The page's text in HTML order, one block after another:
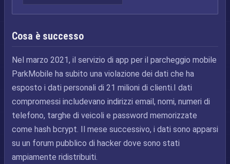
Cosa è successo
Nel marzo 2021, il servizio di app per il parcheggio mobile
ParkMobile ha subito una violazione dei dati che ha
esposto i dati personali di 21 milioni di clienti.I dati
compromessi includevano indirizzi email, nomi, numeri di
telefono, targhe di veicoli e password memorizzate
come hash bcrypt. Il mese successivo, i dati sono apparsi
su un forum pubblico di hacker dove sono stati
ampiamente ridistribuiti.